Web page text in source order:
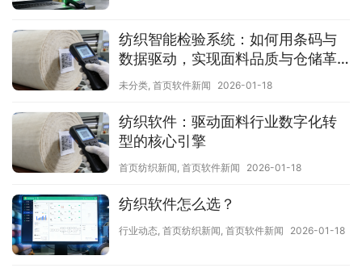
纺织智能检验系统：如何用条码与
数据驱动，实现面料品质与仓储革
命？
未分类, 首页软件新闻 2026-01-18
纺织软件：驱动面料行业数字化转
型的核心引擎
首页纺织新闻, 首页软件新闻 2026-01-18
纺织软件怎么选？
行业动态, 首页纺织新闻, 首页软件新闻 2026-01-18